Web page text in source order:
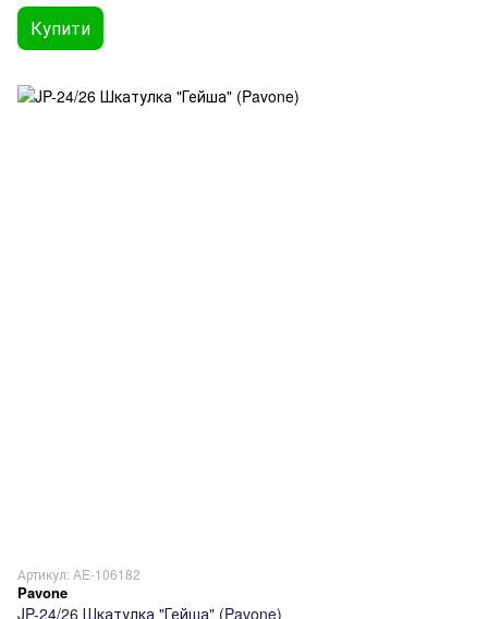
Купити
Артикул: AE-106182
Pavone
JP-24/26 Шкатулка "Гейша" (Pavone)